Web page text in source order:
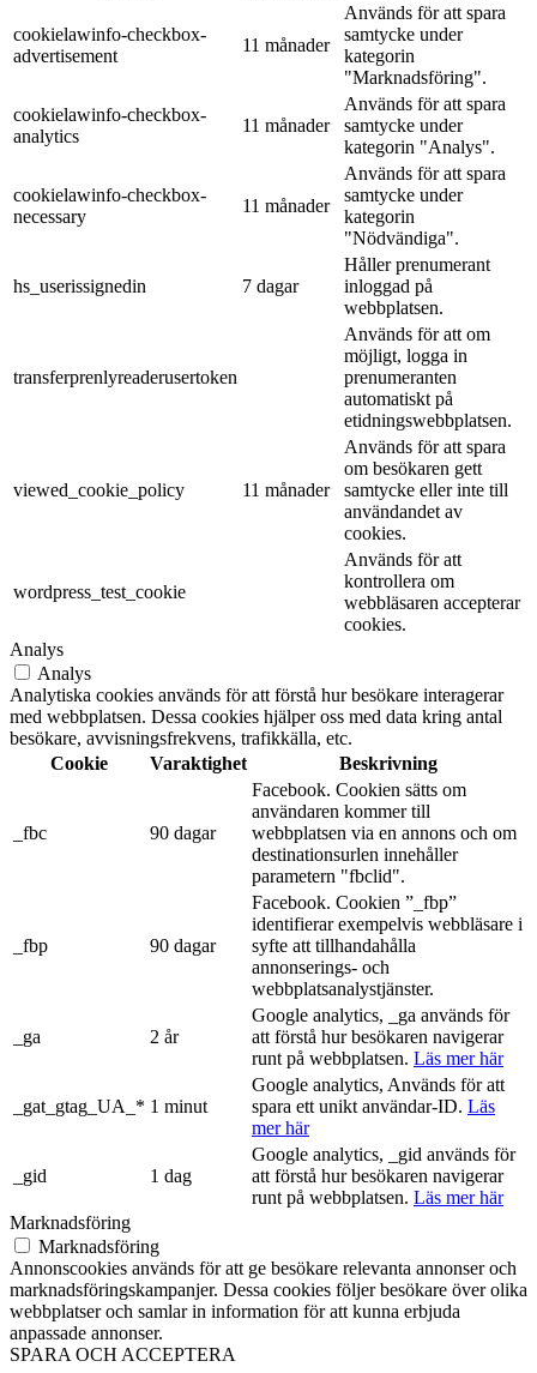
cookielawinfo-checkbox-
advertisement
11 månader
Används för att spara
samtycke under
kategorin
"Marknadsföring".
cookielawinfo-checkbox-
analytics
11 månader
Används för att spara
samtycke under
kategorin "Analys".
cookielawinfo-checkbox-
necessary
11 månader
Används för att spara
samtycke under
kategorin
"Nödvändiga".
hs_userissignedin 7 dagar
Håller prenumerant
inloggad på
webbplatsen.
transferprenlyreaderusertoken
Används för att om
möjligt, logga in
prenumeranten
automatiskt på
etidningswebbplatsen.
viewed_cookie_policy 11 månader
Används för att spara
om besökaren gett
samtycke eller inte till
användandet av
cookies.
wordpress_test_cookie
Används för att
kontrollera om
webbläsaren accepterar
cookies.
Analys
Analys
Analytiska cookies används för att förstå hur besökare interagerar
med webbplatsen. Dessa cookies hjälper oss med data kring antal
besökare, avvisningsfrekvens, trafikkälla, etc.
Cookie
Varaktighet Beskrivning
_fbc 90 dagar
Facebook. Cookien sätts om
användaren kommer till
webbplatsen via en annons och om
destinationsurlen innehåller
parametern "fbclid".
_fbp 90 dagar
Facebook. Cookien ”_fbp”
identifierar exempelvis webbläsare i
syfte att tillhandahålla
annonserings- och
webbplatsanalystjänster.
_ga 2 år
Google analytics, _ga används för
att förstå hur besökaren navigerar
runt på webbplatsen. Läs mer här
_gat_gtag_UA_* 1 minut
Google analytics, Används för att
spara ett unikt användar-ID. Läs
mer här
_gid 1 dag
Google analytics, _gid används för
att förstå hur besökaren navigerar
runt på webbplatsen. Läs mer här
Marknadsföring
Marknadsföring
Annonscookies används för att ge besökare relevanta annonser och
marknadsföringskampanjer. Dessa cookies följer besökare över olika
webbplatser och samlar in information för att kunna erbjuda
anpassade annonser.
SPARA OCH ACCEPTERA